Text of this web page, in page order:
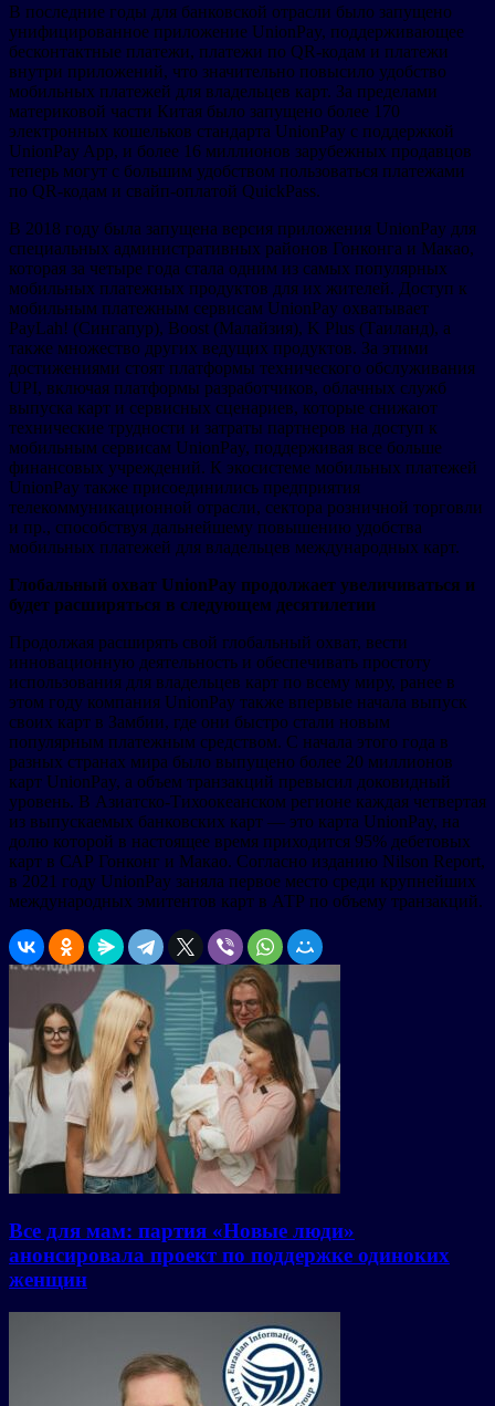
В последние годы для банковской отрасли было запущено
унифицированное приложение UnionPay, поддерживающее
бесконтактные платежи, платежи по QR-кодам и платежи
внутри приложений, что значительно повысило удобство
мобильных платежей для владельцев карт. За пределами
материковой части Китая было запущено более 170
электронных кошельков стандарта UnionPay с поддержкой
UnionPay App, и более 16 миллионов зарубежных продавцов
теперь могут с большим удобством пользоваться платежами
по QR-кодам и свайп-оплатой QuickPass.
В 2018 году была запущена версия приложения UnionPay для
специальных административных районов Гонконга и Макао,
которая за четыре года стала одним из самых популярных
мобильных платежных продуктов для их жителей. Доступ к
мобильным платежным сервисам UnionPay охватывает
PayLah! (Сингапур), Boost (Малайзия), K Plus (Таиланд), а
также множество других ведущих продуктов. За этими
достижениями стоят платформы технического обслуживания
UPI, включая платформы разработчиков, облачных служб
выпуска карт и сервисных сценариев, которые снижают
технические трудности и затраты партнеров на доступ к
мобильным сервисам UnionPay, поддерживая все больше
финансовых учреждений. К экосистеме мобильных платежей
UnionPay также присоединились предприятия
телекоммуникационной отрасли, сектора розничной торговли
и пр., способствуя дальнейшему повышению удобства
мобильных платежей для владельцев международных карт.
Глобальный охват UnionPay продолжает увеличиваться и
будет расширяться в следующем десятилетии
Продолжая расширять свой глобальный охват, вести
инновационную деятельность и обеспечивать простоту
использования для владельцев карт по всему миру, ранее в
этом году компания UnionPay также впервые начала выпуск
своих карт в Замбии, где они быстро стали новым
популярным платежным средством. С начала этого года в
разных странах мира было выпущено более 20 миллионов
карт UnionPay, а объем транзакций превысил доковидный
уровень. В Азиатско-Тихоокеанском регионе каждая четвертая
из выпускаемых банковских карт — это карта UnionPay, на
долю которой в настоящее время приходится 95% дебетовых
карт в САР Гонконг и Макао. Согласно изданию Nilson Report,
в 2021 году UnionPay заняла первое место среди крупнейших
международных эмитентов карт в АТР по объему транзакций.
Все для мам: партия «Новые люди»
анонсировала проект по поддержке одиноких
женщин